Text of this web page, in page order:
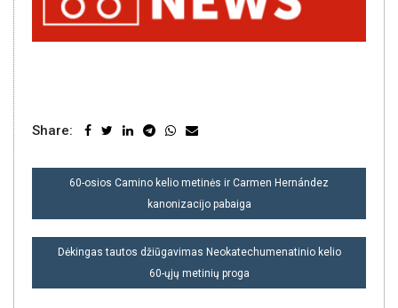
Share:
NAVIGACIJA
ĮRAŠŲ
60-osios Camino kelio metinės ir Carmen Hernández
kanonizacijo pabaiga
Dėkingas tautos džiūgavimas Neokatechumenatinio kelio
60-ųjų metinių proga